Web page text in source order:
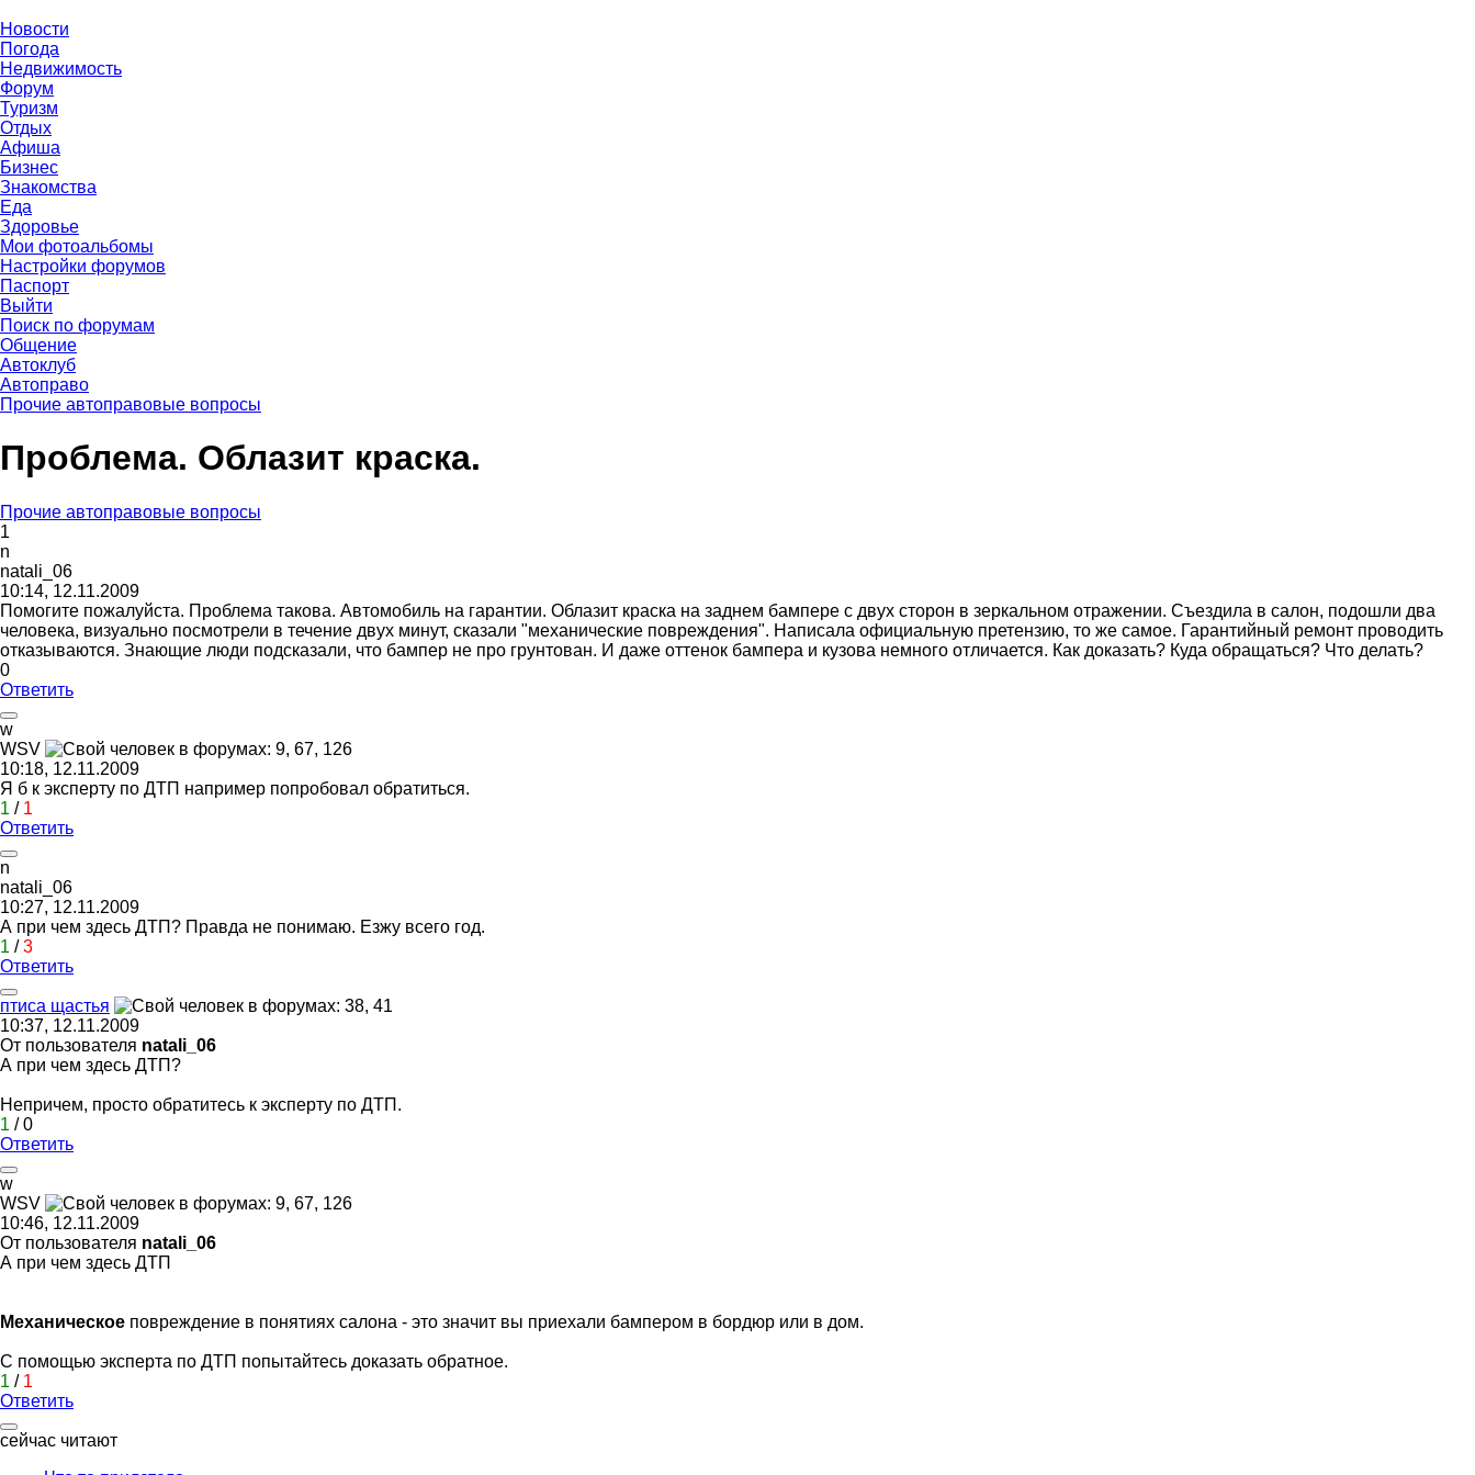
Новости
Погода
Недвижимость
Форум
Туризм
Отдых
Афиша
Бизнес
Знакомства
Еда
Здоровье
Мои фотоальбомы
Настройки форумов
Паспорт
Выйти
Поиск по форумам
Общение
Автоклуб
Автоправо
Прочие автоправовые вопросы
Проблема. Облазит краска.
Прочие автоправовые вопросы
1
n
natali_06
10:14, 12.11.2009
Помогите пожалуйста. Проблема такова. Автомобиль на гарантии. Облазит краска на заднем бампере с двух сторон в зеркальном отражении. Съездила в салон, подошли два
человека, визуально посмотрели в течение двух минут, сказали "механические повреждения". Написала официальную претензию, то же самое. Гарантийный ремонт проводить
отказываются. Знающие люди подсказали, что бампер не про грунтован. И даже оттенок бампера и кузова немного отличается. Как доказать? Куда обращаться? Что делать?
0
Ответить
w
WSV
10:18, 12.11.2009
Я б к эксперту по ДТП например попробовал обратиться.
1 / 1
Ответить
n
natali_06
10:27, 12.11.2009
А при чем здесь ДТП? Правда не понимаю. Езжу всего год.
1 /3
Ответить
птиса щастья
10:37, 12.11.2009
От пользователя natali_06
А при чем здесь ДТП?
Непричем, просто обратитесь к эксперту по ДТП.
1 /0
Ответить
w
WSV
10:46, 12.11.2009
От пользователя natali_06
А при чем здесь ДТП
Механическое повреждение в понятиях салона - это значит вы приехали бампером в бордюр или в дом.
С помощью эксперта по ДТП попытайтесь доказать обратное.
1 / 1
Ответить
сейчас читают